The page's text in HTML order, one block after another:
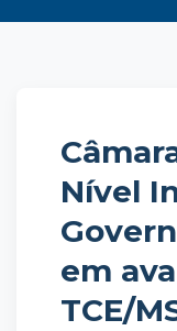
Nível
em
TCE/